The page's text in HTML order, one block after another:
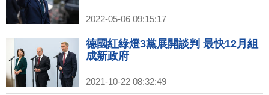
2022-05-06 09:15:17
德國紅綠燈3黨展開談判 最快12月組
成新政府
2021-10-22 08:32:49